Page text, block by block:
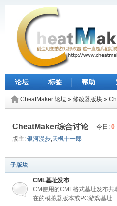
论坛 标签 帮助
CheatMaker 论坛 » 修改器版块 »
CheatMaker综合讨论 今日: 0
版主: 银河漫步,天枫十一郎
子版块
CML基址发布
CM使用的CML格式基址发布共
在的模拟器版本或PC游戏基址.